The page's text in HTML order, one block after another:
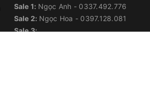
Sale 1: Ngọc Anh - 0337.492.776
Sale 2: Ngọc Hoa - 0397.128.081
Sale 3: